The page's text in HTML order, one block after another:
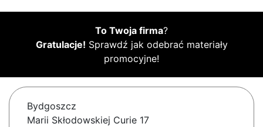
To Twoja firma?
Gratulacje! Sprawdź jak odebrać materiały
promocyjne!
Bydgoszcz
Marii Skłodowskiej Curie 17